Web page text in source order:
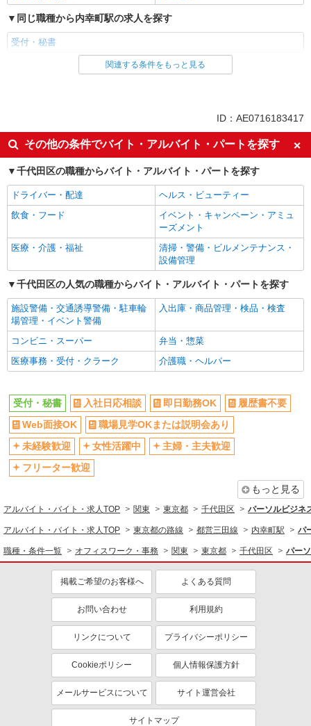
同じ職種から内幸町駅の求人を探す
受付・秘書
同じ雇用形態から内幸町駅の求人を探す
入社日応相談
即日勤務OK
履歴書不要
Web面接OK
職場見学OKまたは説明会あり
未経験歓迎
女性活躍中
主婦・主夫歓迎
フリーター歓迎
学歴不問
ブランクOK
完全週休2日制
土日祝休み
10時～勤務OK
短時間勤務（1日4h以内）OK
平日のみ勤務OK
禁煙・分煙
食堂・売店あり
社
扶養内勤務OK
残業ほぼなし
転勤なし
登録制
交通費支給
社会保険あり
制服貸与
研修制度あり
資格取得支援制度あり
同じ職種から求人を探す
同じ特徴から求人を探す
未経験歓迎
土日祝休み
短時間勤務（1日4h以内）OK
上場企業・上場企業のグループ会
社
扶養内勤務OK
交通費支給
社会保険あり
関連する条件をもっと見る
ID：AE0716183417
その他の条件でバイト・アルバイト・パートを探す
千代田区の職種からバイト・アルバイト・パートを探す
ドライバー・配達
ヘルス・ビューティー
飲食・フード
イベント・キャンペーン・アミュ
ーズメント
医療・介護・福祉
清掃・警備・ビルメンテナンス・
設備管理
千代田区の人気の職種からバイト・アルバイト・パートを探す
施設警備・交通誘導警備・駐車輪
場管理・イベント警備
入出庫・商品管理・検品・検査
コンビニ・スーパー
弁当・惣菜
医療事務・受付・クラーク
介護職・ヘルパー
受付・秘書 入社日応相談 即日勤務OK
履歴書不要
Web面接OK
職場見学OKまたは説明会あり
未経験歓迎
女性活躍中
主婦・主夫歓迎
フリーター歓迎
もっと見る
アルバイト・バイト・求人TOP 関東 東京都 千代田区 パーソルビジネ
アルバイト・バイト・求人TOP 東京都の路線 都営三田線 内幸町駅 パ
職種・条件一覧 オフィスワーク・事務 関東 東京都 千代田区 パー
掲載ご希望のお客様へ よくある質問
お問い合わせ 利用規約
リンクについて プライバシーポリシー
Cookieポリシー 個人情報保護方針
メールサービスについて サイト運営会社
サイトマップ